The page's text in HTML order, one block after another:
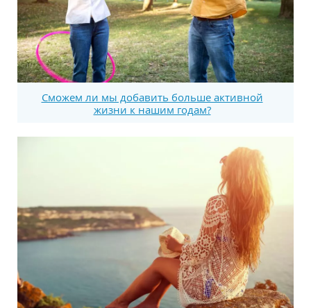
Сможем ли мы добавить больше активной
жизни к нашим годам?